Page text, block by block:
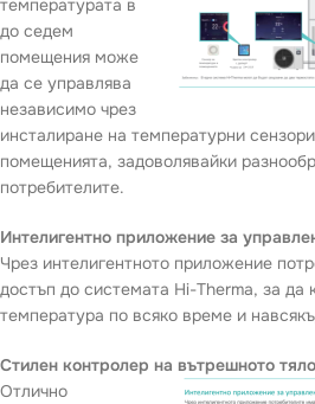
температурата в
до седем
помещения може
да се управлява
независимо чрез
инсталиране на температурни
помещенията, задоволявайки
потребителите.
Интелигентно приложение за
Чрез интелигентното приложение
достъп до системата Hi-Therma, за да
температура по всяко време и
Стилен контролер на вътрешното тяло
Отлично